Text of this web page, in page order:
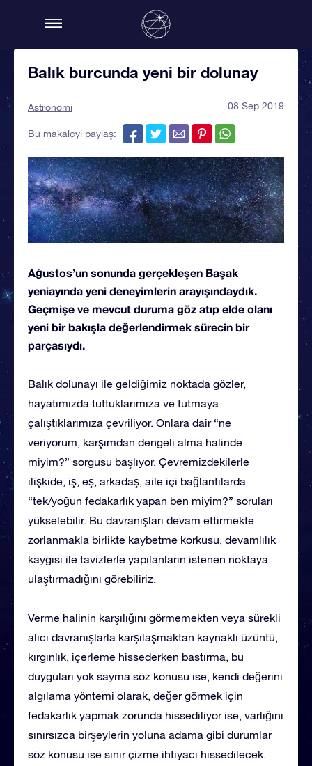
Balık burcunda yeni bir dolunay
Astronomi 08 Sep 2019
Bu makaleyi paylaş:
Ağustos’un sonunda gerçekleşen Başak
yeniayında yeni deneyimlerin arayışındaydık.
Geçmişe ve mevcut duruma göz atıp elde olanı
yeni bir bakışla değerlendirmek sürecin bir
parçasıydı.
Balık dolunayı ile geldiğimiz noktada gözler,
hayatımızda tuttuklarımıza ve tutmaya
çalıştıklarımıza çevriliyor. Onlara dair “ne
veriyorum, karşımdan dengeli alma halinde
miyim?” sorgusu başlıyor. Çevremizdekilerle
ilişkide, iş, eş, arkadaş, aile içi bağlantılarda
“tek/yoğun fedakarlık yapan ben miyim?” soruları
yükselebilir. Bu davranışları devam ettirmekte
zorlanmakla birlikte kaybetme korkusu, devamlılık
kaygısı ile tavizlerle yapılanların istenen noktaya
ulaştırmadığını görebiliriz.
Verme halinin karşılığını görmemekten veya sürekli
alıcı davranışlarla karşılaşmaktan kaynaklı üzüntü,
kırgınlık, içerleme hissederken bastırma, bu
duyguları yok sayma söz konusu ise, kendi değerini
algılama yöntemi olarak, değer görmek için
fedakarlık yapmak zorunda hissediliyor ise, varlığını
sınırsızca birşeylerin yoluna adama gibi durumlar
söz konusu ise sınır çizme ihtiyacı hissedilecek.